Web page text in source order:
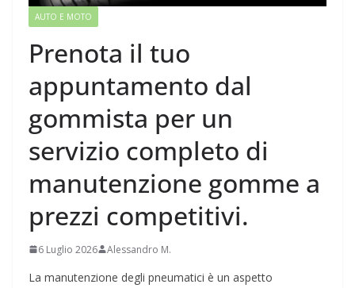
AUTO E MOTO
Prenota il tuo
appuntamento dal
gommista per un
servizio completo di
manutenzione gomme a
prezzi competitivi.
6 Luglio 2026 Alessandro M.
La manutenzione degli pneumatici è un aspetto